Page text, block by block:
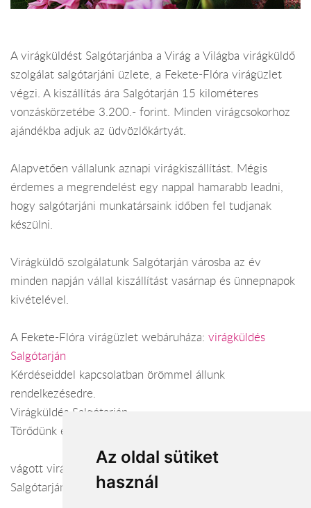
Az oldal sütiket
használ
A virágküldést Salgótarjánba a Virág a Világba virágküldő
szolgálat salgótarjáni üzlete, a Fekete-Flóra virágüzlet
végzi. A kiszállítás ára Salgótarján 15 kilométeres
vonzáskörzetébe 3.200.- forint. Minden virágcsokorhoz
ajándékba adjuk az üdvözlőkártyát.
Alapvetően vállalunk aznapi virágkiszállítást. Mégis
érdemes a megrendelést egy nappal hamarabb leadni,
hogy salgótarjáni munkatársaink időben fel tudjanak
készülni.
Virágküldő szolgálatunk Salgótarján városba az év
minden napján vállal kiszállítást vasárnap és ünnepnapok
kivételével.
A Fekete-Flóra virágüzlet webáruháza: virágküldés
Salgótarján
Kérdéseiddel kapcsolatban örömmel állunk
rendelkezésedre.
Virágküldés Salgótarján
Törődünk egymással
vágott virág, virág, csokrok, cserepes virág, virágküldés
Salgótarján, koszorú,